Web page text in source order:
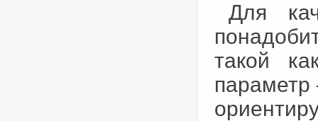
Для
такой
параметр